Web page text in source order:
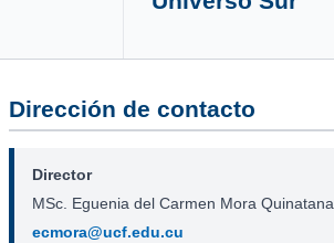
Dirección de contacto
Director
MSc. Eguenia del Carmen Mora Quinatana
ecmora@ucf.edu.cu